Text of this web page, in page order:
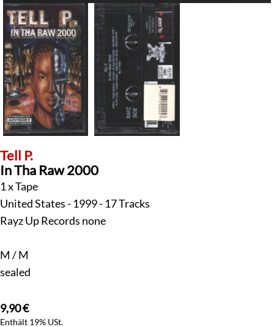
Tell P.
In Tha Raw 2000
1 x Tape
United States - 1999 - 17 Tracks
Rayz Up Records none
M / M
sealed
9,90€
Enthält 19% USt.